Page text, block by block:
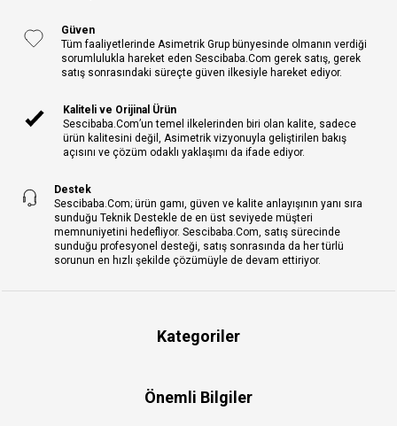
Güven
Tüm faaliyetlerinde Asimetrik Grup bünyesinde olmanın verdiği
sorumlulukla hareket eden Sescibaba.Com gerek satış, gerek
satış sonrasındaki süreçte güven ilkesiyle hareket ediyor.
Kaliteli ve Orijinal Ürün
Sescibaba.Com’un temel ilkelerinden biri olan kalite, sadece
ürün kalitesini değil, Asimetrik vizyonuyla geliştirilen bakış
açısını ve çözüm odaklı yaklaşımı da ifade ediyor.
Destek
Sescibaba.Com; ürün gamı, güven ve kalite anlayışının yanı sıra
sunduğu Teknik Destekle de en üst seviyede müşteri
memnuniyetini hedefliyor. Sescibaba.Com, satış sürecinde
sunduğu profesyonel desteği, satış sonrasında da her türlü
sorunun en hızlı şekilde çözümüyle de devam ettiriyor.
Kategoriler
Önemli Bilgiler